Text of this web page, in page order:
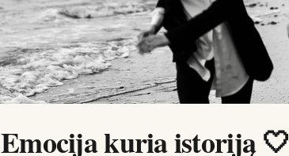
Emocija kuria istoriją 🤍